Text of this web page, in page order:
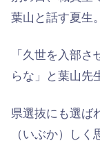
葉山と話す夏生。
「久世を入部
らな」と葉山先
県選抜にも選ば
（いぶか）しく